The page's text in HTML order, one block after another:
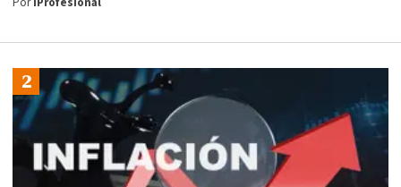
PoriProfesional